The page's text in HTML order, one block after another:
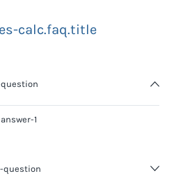
calc.faq.title
1
question